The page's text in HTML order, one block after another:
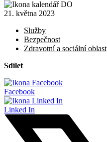
21. května 2023
Služby
Bezpečnost
Zdravotní a sociální oblast
Sdílet
Facebook
Linked In